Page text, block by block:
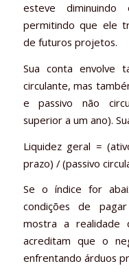
esteve diminuindo
permitindo que ele
de futuros projetos.
Sua conta envolve
circulante, mas
e passivo não
superior a um ano).
Liquidez geral =
prazo) / (passivo
Se o índice for
condições de
mostra a realidade
acreditam que o
enfrentando árduos